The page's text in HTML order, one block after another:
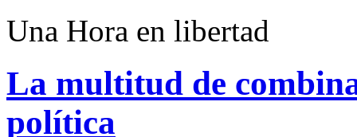
Una Hora en libertad
La multitud de
política